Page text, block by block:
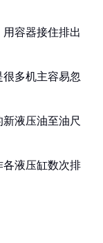
用容器接住排出
很多机主容易忽
新液压油至油尺
液压缸数次排